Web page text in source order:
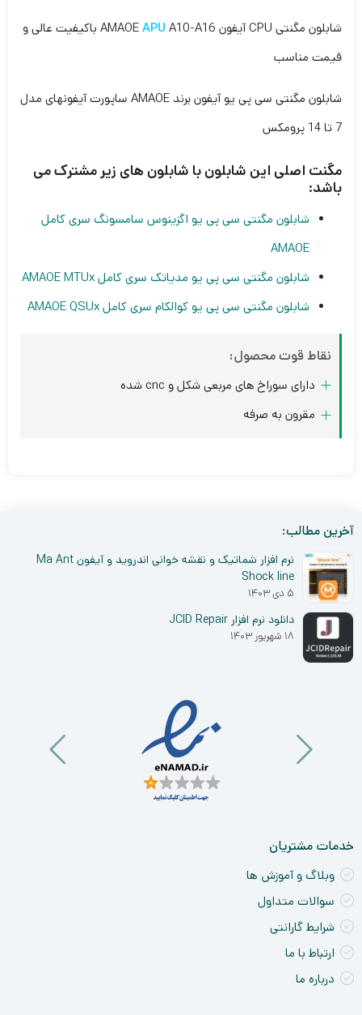
شابلون مگنتی CPU آیفون AMAOE APU
A10-A16 باکیفیت عالی و
قیمت مناسب
شابلون مگنتی سی پی یو آیفون برند AMAOE ساپورت آیفونهای مدل
7 تا 14 پرومکس
مگنت اصلی این شابلون با شابلون های زیر مشترک می
باشد:
شابلون مگنتی سی پی یو اگزینوس سامسونگ سری کامل
AMAOE
شابلون مگنتی سی پی یو مدیاتک سری کامل AMAOE MTUx
شابلون مگنتی سی پی یو کوالکام سری کامل AMAOE QSUx
نقاط قوت محصول:
دارای سوراخ های مربعی شکل و cnc شده
مقرون به صرفه
آخرین مطالب:
نرم افزار شماتیک و نقشه خوانی اندروید و آیفون Ma Ant
Shock line
۵ دی ۱۴۰۳
دانلود نرم افزار JCID Repair
۱۸ شهریور ۱۴۰۳
خدمات مشتریان
وبلاگ و آموزش ها
سوالات متداول
شرایط گارانتی
ارتباط با ما
درباره ما